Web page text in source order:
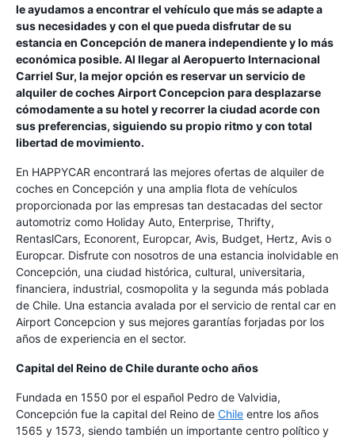
le ayudamos a encontrar el vehículo que más se adapte a
sus necesidades y con el que pueda disfrutar de su
estancia en Concepción de manera independiente y lo más
económica posible. Al llegar al Aeropuerto Internacional
Carriel Sur, la mejor opción es reservar un servicio de
alquiler de coches Airport Concepcion para desplazarse
cómodamente a su hotel y recorrer la ciudad acorde con
sus preferencias, siguiendo su propio ritmo y con total
libertad de movimiento.
En HAPPYCAR encontrará las mejores ofertas de alquiler de
coches en Concepción y una amplia flota de vehículos
proporcionada por las empresas tan destacadas del sector
automotriz como Holiday Auto, Enterprise, Thrifty,
RentaslCars, Econorent, Europcar, Avis, Budget, Hertz, Avis o
Europcar. Disfrute con nosotros de una estancia inolvidable en
Concepción, una ciudad histórica, cultural, universitaria,
financiera, industrial, cosmopolita y la segunda más poblada
de Chile. Una estancia avalada por el servicio de rental car en
Airport Concepcion y sus mejores garantías forjadas por los
años de experiencia en el sector.
Capital del Reino de Chile durante ocho años
Fundada en 1550 por el español Pedro de Valvidia,
Concepción fue la capital del Reino de Chile entre los años
1565 y 1573, siendo también un importante centro político y